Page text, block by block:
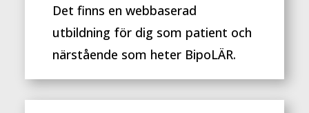
Det finns en webbaserad
utbildning för dig som patient och
närstående som heter BipoLÄR.